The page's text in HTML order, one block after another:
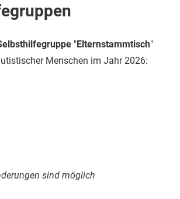
"Elternstammtisch"
Menschen im Jahr 2026:
sind möglich